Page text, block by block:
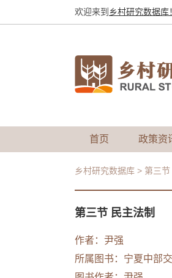
欢迎来到 乡村研究数据库！
首页 政策资
乡村研究数据库 > 第三
第三节 民主法制
作者：尹强
所属图书： 宁夏中部